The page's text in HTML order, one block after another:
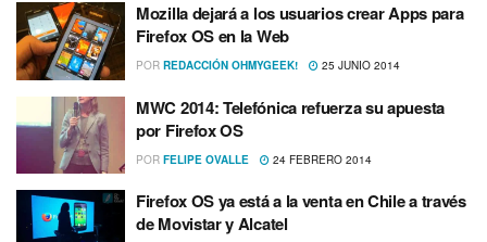
Mozilla dejará a los usuarios crear Apps para
Firefox OS en la Web
POR REDACCIÓN OHMYGEEK! 25 JUNIO 2014
MWC 2014: Telefónica refuerza su apuesta
por Firefox OS
POR FELIPE OVALLE 24 FEBRERO 2014
Firefox OS ya está a la venta en Chile a través
de Movistar y Alcatel